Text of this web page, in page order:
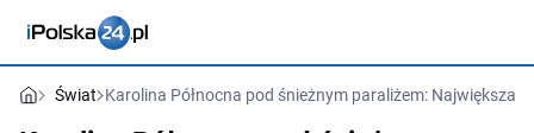
Świat Karolina Północna pod śnieżnym paraliżem: Największa